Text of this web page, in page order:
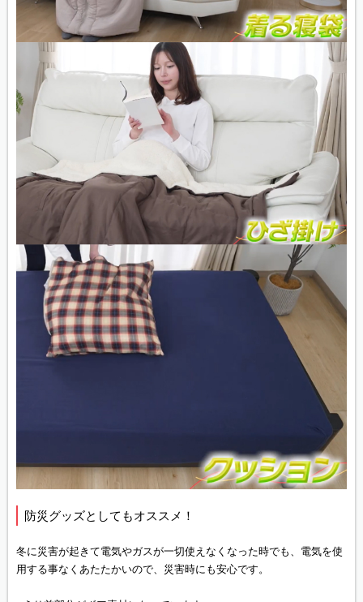
防災グッズとしてもオススメ！
冬に災害が起きて電気やガスが一切使えなくなった時でも、電気を使
用する事なくあたたかいので、災害時にも安心です。